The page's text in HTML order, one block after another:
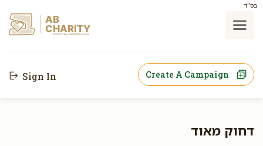
בס"ד
AB
CHARITY
powerd by ahblicklive.com
Sign In Create A Campaign
דחוק מאוד